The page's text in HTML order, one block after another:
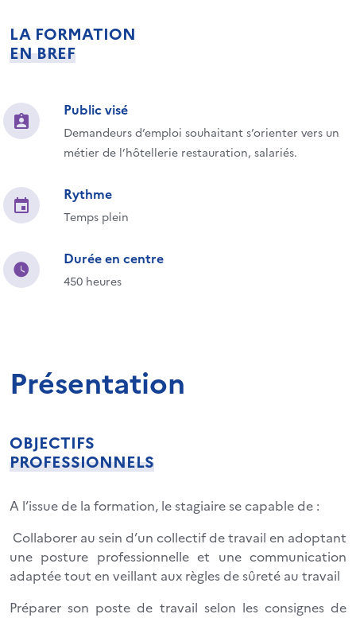
LA FORMATION
EN BREF
Public visé
Demandeurs d’emploi souhaitant s’orienter vers un
métier de l’hôtellerie restauration, salariés.
Rythme
Temps plein
Durée en centre
450 heures
Présentation
OBJECTIFS
PROFESSIONNELS
A l’issue de la formation, le stagiaire se capable de :
Collaborer au sein d’un collectif de travail en adoptant
une posture professionnelle et une communication
adaptée tout en veillant aux règles de sûreté au travail
Préparer son poste de travail selon les consignes de